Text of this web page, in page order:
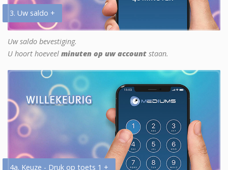
3. Uw saldo +
Uw saldo bevestiging.
U hoort hoeveel minuten op uw account staan.
4a. Keuze - Druk op toets 1 +